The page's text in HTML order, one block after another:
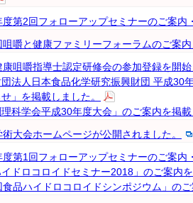
第2回フォローアップセミナーのご案内
咀嚼と健康ファミリーフォーラムのご案
咀嚼指導士認定研修会の参加登録を開
団法人日本食品化学研究振興財団 平成
」を掲載しました。
理科学会平成30年度大会」のご案内を掲
大会ホームページが公開されました。
第1回フォローアップセミナーのご案内
イドロコロイドセミナー2018」のご案内
食品ハイドロコロイドシンポジウム」の